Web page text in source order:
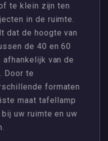
te klein zijn ten
in de ruimte.
dat de hoogte van
de 40 en 60
van de
Door te
formaten
maat tafellamp
uw ruimte en uw